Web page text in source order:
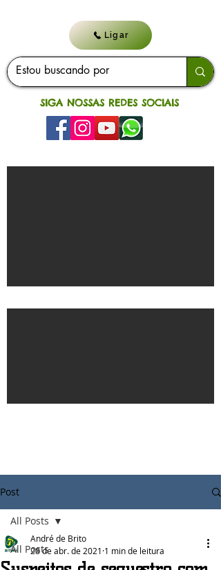
Ligar
SIGA NOSSAS REDES SOCIAIS
Post
All Posts
All Posts
André de Brito
28 de abr. de 2021 1 min de leitura